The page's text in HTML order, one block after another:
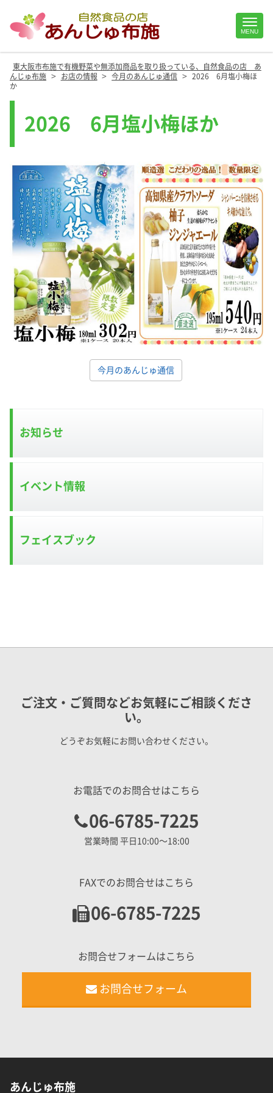
MENU
東大阪市布施で有機野菜や無添加商品を取り扱っている、自然食品の店 あ
んじゅ布施
> お店の情報 > 今月のあんじゅ通信 >
2026 6月塩小梅ほ
か
2026 6月塩小梅ほか
今月のあんじゅ通信
お知らせ
イベント情報
フェイスブック
ご注文・ご質問などお気軽にご相談くださ
い。
どうぞお気軽にお問い合わせください。
お電話でのお問合せはこちら
06-6785-7225
営業時間 平日10:00〜18:00
FAXでのお問合せはこちら
06-6785-7225
お問合せフォームはこちら
お問合せフォーム
Site
Footer
あんじゅ布施